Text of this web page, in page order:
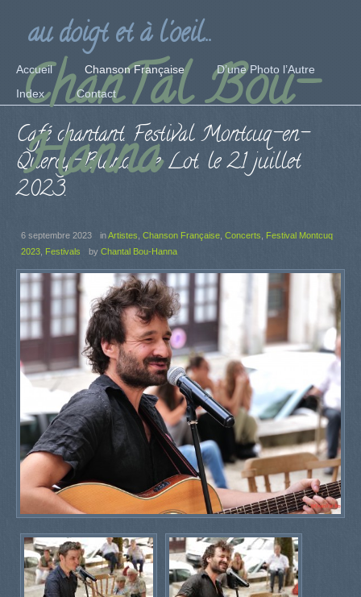
ChanTal Bou-
Hanna
au doigt et à l'oeil...
Accueil Chanson Française
D’une Photo l’Autre
Index
Contact
Café chantant. Festival Montcuq-en-
Quercy-Blanc. Le Lot. le 21 juillet
2023.
6 septembre 2023 inArtistes, Chanson Française, Concerts, Festival Montcuq
2023, Festivals by Chantal Bou-Hanna